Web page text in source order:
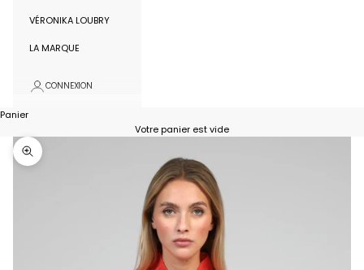
VÉRONIKA LOUBRY
LA MARQUE
CONNEXION
Panier
Votre panier est vide
Zoomer sur l'image